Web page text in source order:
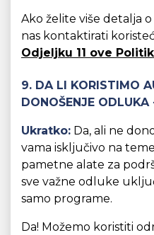
Ako želite više detalja
nas kontaktirati
Odjeljku 11 ove
9. DA LI KORISTIMO
DONOŠENJE
Ukratko: Da, ali ne
vama isključivo na
pametne alate za
sve važne odluke
samo programe.
Da! Možemo koristiti